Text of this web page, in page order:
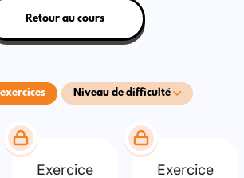
Niveau de difficulté
Retour au cours
Exercice Exercice